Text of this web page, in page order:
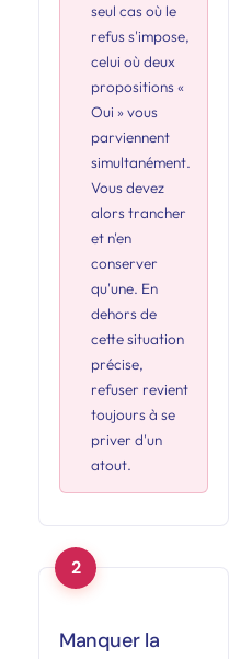
seul cas où le
refus s'impose,
celui où deux
propositions «
Oui » vous
parviennent
simultanément.
Vous devez
alors trancher
et n'en
conserver
qu'une. En
dehors de
cette situation
précise,
refuser revient
toujours à se
priver d'un
atout.
Manquer la